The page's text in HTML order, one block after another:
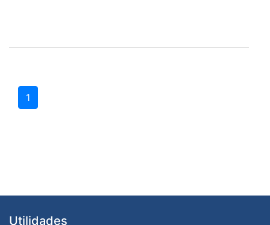
1
Utilidades